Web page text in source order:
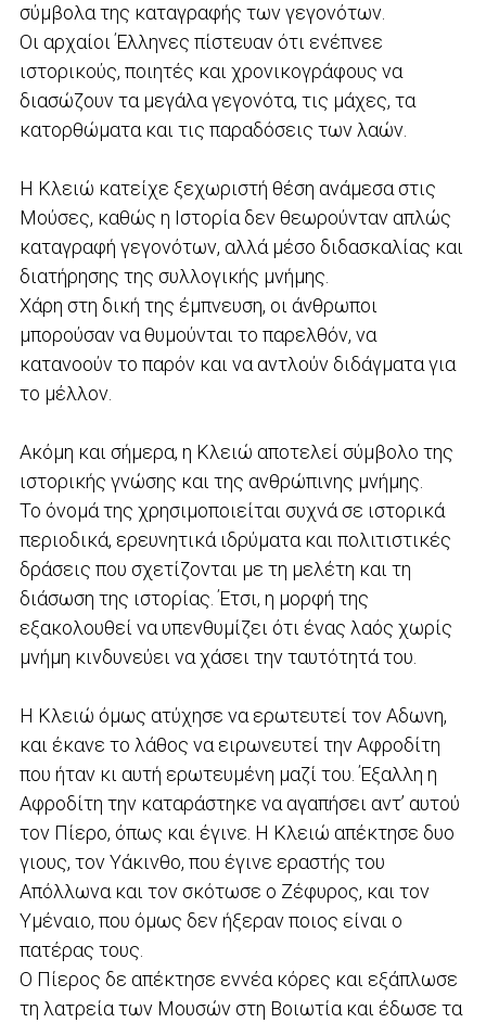
σύμβολα της καταγραφής των γεγονότων.
Οι αρχαίοι Έλληνες πίστευαν ότι ενέπνεε
ιστορικούς, ποιητές και χρονικογράφους να
διασώζουν τα μεγάλα γεγονότα, τις μάχες, τα
κατορθώματα και τις παραδόσεις των λαών.
Η Κλειώ κατείχε ξεχωριστή θέση ανάμεσα στις
Μούσες, καθώς η Ιστορία δεν θεωρούνταν απλώς
καταγραφή γεγονότων, αλλά μέσο διδασκαλίας και
διατήρησης της συλλογικής μνήμης.
Χάρη στη δική της έμπνευση, οι άνθρωποι
μπορούσαν να θυμούνται το παρελθόν, να
κατανοούν το παρόν και να αντλούν διδάγματα για
το μέλλον.
Ακόμη και σήμερα, η Κλειώ αποτελεί σύμβολο της
ιστορικής γνώσης και της ανθρώπινης μνήμης.
Το όνομά της χρησιμοποιείται συχνά σε ιστορικά
περιοδικά, ερευνητικά ιδρύματα και πολιτιστικές
δράσεις που σχετίζονται με τη μελέτη και τη
διάσωση της ιστορίας. Έτσι, η μορφή της
εξακολουθεί να υπενθυμίζει ότι ένας λαός χωρίς
μνήμη κινδυνεύει να χάσει την ταυτότητά του.
Η Κλειώ όμως ατύχησε να ερωτευτεί τον Αδωνη,
και έκανε το λάθος να ειρωνευτεί την Αφροδίτη
που ήταν κι αυτή ερωτευμένη μαζί του. Έξαλλη η
Αφροδίτη την καταράστηκε να αγαπήσει αντ’ αυτού
τον Πίερο, όπως και έγινε. Η Κλειώ απέκτησε δυο
γιους, τον Υάκινθο, που έγινε εραστής του
Απόλλωνα και τον σκότωσε ο Ζέφυρος, και τον
Υμέναιο, που όμως δεν ήξεραν ποιος είναι ο
πατέρας τους.
Ο Πίερος δε απέκτησε εννέα κόρες και εξάπλωσε
τη λατρεία των Μουσών στη Βοιωτία και έδωσε τα